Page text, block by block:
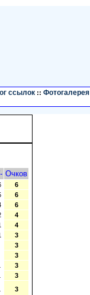
ссылок :: Фотогалерея
Очков
6
6
6
4
4
3
3
3
3
3
3